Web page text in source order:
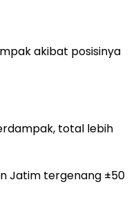
akibat posisinya
total lebih
Jatim tergenang ±50